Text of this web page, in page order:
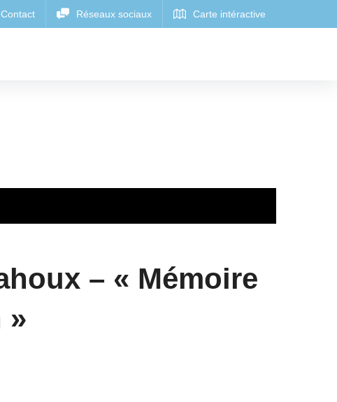
– « Mémoire
»